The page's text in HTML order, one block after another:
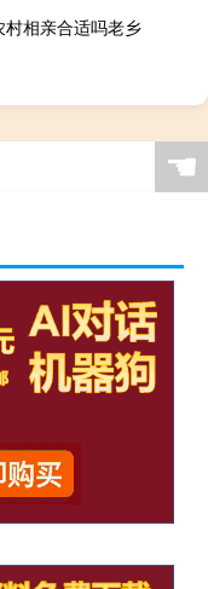
村相亲合适吗老乡
☚